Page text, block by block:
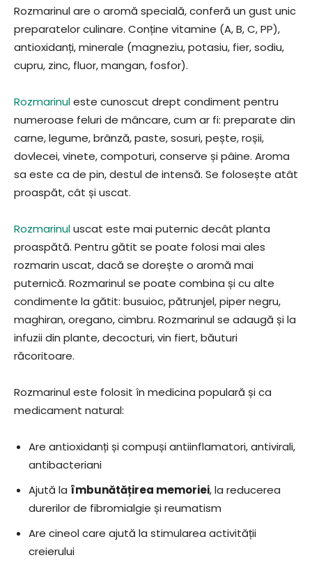
Rozmarinul are o aromă specială, conferă un gust unic
preparatelor culinare. Conține vitamine (A, B, C, PP),
antioxidanți, minerale (magneziu, potasiu, fier, sodiu,
cupru, zinc, fluor, mangan, fosfor).
Rozmarinuleste cunoscut drept condiment pentru
numeroase feluri de mâncare, cum ar fi: preparate din
carne, legume, brânză, paste, sosuri, pește, roșii,
dovlecei, vinete, compoturi, conserve și pâine. Aroma
sa este ca de pin, destul de intensă. Se folosește atât
proaspăt, cât și uscat.
Rozmarinuluscat este mai puternic decât planta
proaspătă. Pentru gătit se poate folosi mai ales
rozmarin uscat, dacă se dorește o aromă mai
puternică. Rozmarinul se poate combina și cu alte
condimente la gătit: busuioc, pătrunjel, piper negru,
maghiran, oregano, cimbru. Rozmarinul se adaugă și la
infuzii din plante, decocturi, vin fiert, băuturi
răcoritoare.
Rozmarinul este folosit în medicina populară și ca
medicament natural:
Are antioxidanți și compuși antiinflamatori, antivirali,
antibacteriani
Ajută la îmbunătățirea memoriei, la reducerea
durerilor de fibromialgie și reumatism
Are cineol care ajută la stimularea activității
creierului